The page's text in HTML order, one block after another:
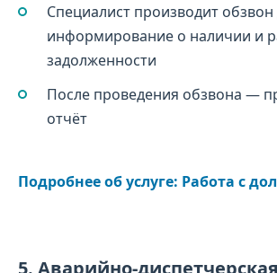
Специалист производит
информирование о наличии и
задолженности
После проведения обзвона —
отчёт
Подробнее об услуге: Работа с